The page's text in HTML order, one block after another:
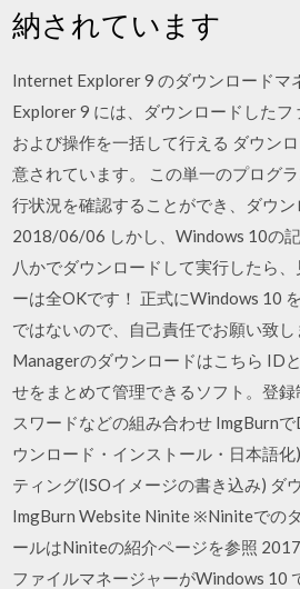
納されています
Internet Explorer 9 のダウンロードマ
Explorer 9 には、ダウンロードしたフ
および操作を一括して行える ダウン
意されています。 この単一のプログ
行状況を確認することができ、ダウ
2018/06/06 しかし、Windows 10の
八かでダウンロードして実行したら
ーは全OKです！ 正式にWindows 10
ではないので、自己責任でお願い致
Managerのダウンロードはこちら ID
せをまとめて管理できるソフト。登
スワードなどの組み合わせ ImgBurn
ウンロード・インストール・日本語
ティング(ISOイメージの書き込み) ダ
ImgBurn Website Ninite ※Niniteでの
ールはNiniteの紹介ページを参照
ファイルマネージャーがWindows 10